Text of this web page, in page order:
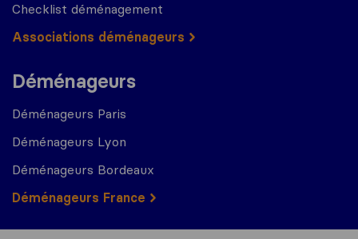
Checklist déménagement
Associations déménageurs
Déménageurs
Déménageurs Paris
Déménageurs Lyon
Déménageurs Bordeaux
Déménageurs France